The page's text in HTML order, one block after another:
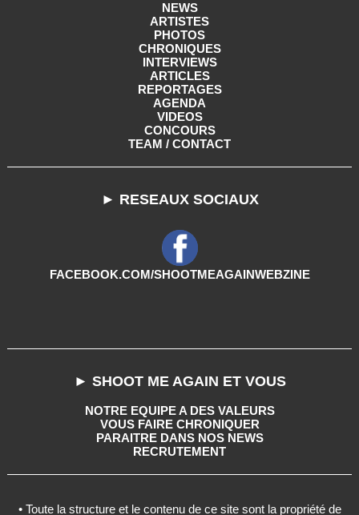
NEWS
ARTISTES
PHOTOS
CHRONIQUES
INTERVIEWS
ARTICLES
REPORTAGES
AGENDA
VIDEOS
CONCOURS
TEAM / CONTACT
► RESEAUX SOCIAUX
FACEBOOK.COM/SHOOTMEAGAINWEBZINE
► SHOOT ME AGAIN ET VOUS
NOTRE EQUIPE A DES VALEURS
VOUS FAIRE CHRONIQUER
PARAITRE DANS NOS NEWS
RECRUTEMENT
• Toute la structure et le contenu de ce site sont la propriété de